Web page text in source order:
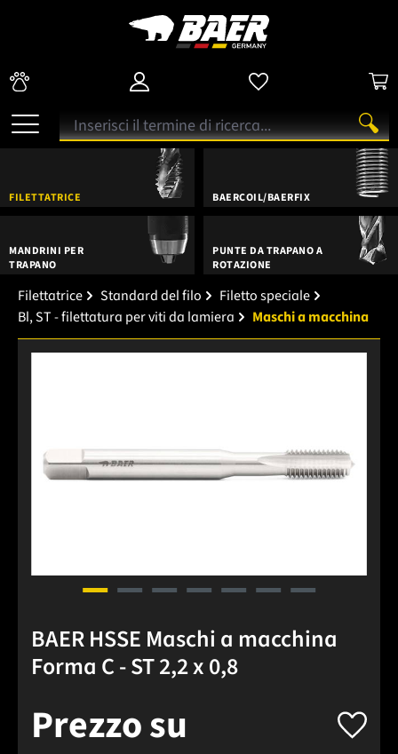
FILETTATRICE BAERCOIL/BAERFIX
MANDRINI PER
TRAPANO
PUNTE DA TRAPANO A
ROTAZIONE
Filettatrice Standard del filo
Filetto speciale
Bl, ST - filettatura per viti da lamiera
Maschi a macchina
BAER HSSE Maschi a macchina
Forma C - ST 2,2 x 0,8
Prezzo su